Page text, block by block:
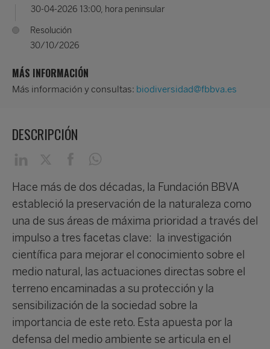
30-04-2026 13:00, hora peninsular
Resolución
30/10/2026
MÁS INFORMACIÓN
Más información y consultas: biodiversidad@fbbva.es
DESCRIPCIÓN
Hace más de dos décadas, la Fundación BBVA
estableció la preservación de la naturaleza como
una de sus áreas de máxima prioridad a través del
impulso a tres facetas clave: la investigación
científica para mejorar el conocimiento sobre el
medio natural, las actuaciones directas sobre el
terreno encaminadas a su protección y la
sensibilización de la sociedad sobre la
importancia de este reto. Esta apuesta por la
defensa del medio ambiente se articula en el